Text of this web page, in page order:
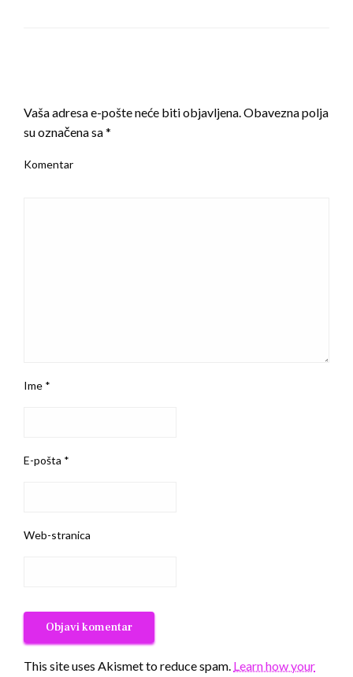
Vaša adresa e-pošte neće biti objavljena.Obavezna polja
su označena sa*
Komentar
Ime *
E-pošta *
Web-stranica
This site uses Akismet to reduce spam. Learn how your